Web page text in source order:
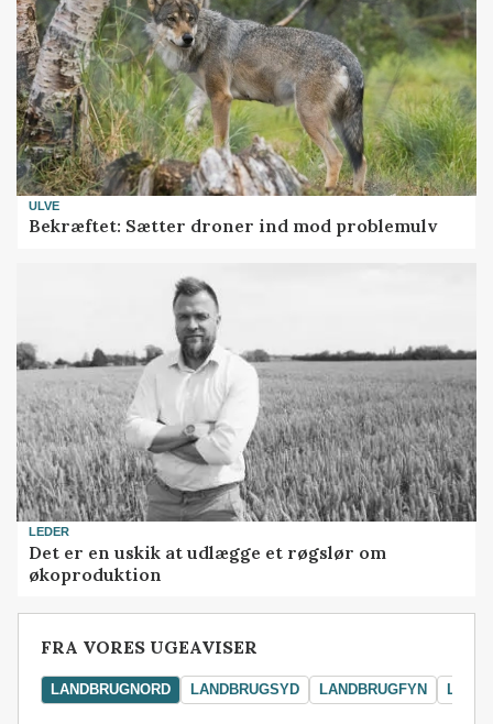
ULVE
Bekræftet: Sætter droner ind mod problemulv
LEDER
Det er en uskik at udlægge et røgslør om
økoproduktion
FRA VORES UGEAVISER
LANDBRUGNORD LANDBRUGSYD LANDBRUGFYN